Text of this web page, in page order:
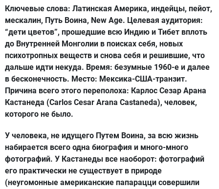
Ключевые слова: Латинская Америка, индейцы, пейот,
мескалин, Путь Воина, New Age. Целевая аудитория:
“дети цветов”, прошедшие всю Индию и Тибет вплоть
до Внутренней Монголии в поисках себя, новых
психотропных веществ и снова себя и решившие, что
дальше идти некуда. Время: безумные 1960-е и далее
в бесконечность. Место: Мексика-США-транзит.
Причина всего этого переполоха: Карлос Сезар Арана
Кастанеда (Carlos Cesar Arana Castaneda), человек,
которого не было.
У человека, не идущего Путем Воина, за всю жизнь
набирается всего одна биография и много-много
фотографий. У Кастанеды все наоборот: фотографий
его практически не существует в природе
(неугомонные американские папарацци совершили